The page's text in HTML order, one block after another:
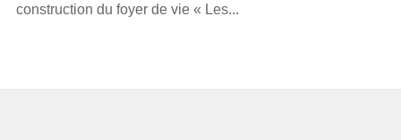
construction du foyer de vie « Les...